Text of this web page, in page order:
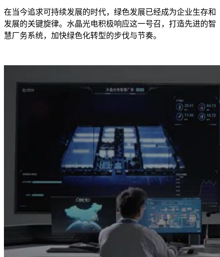
在当今追求可持续发展的时代，绿色发展已经成为企业生存和
发展的关键旋律。水晶光电积极响应这一号召，打造先进的智
慧厂务系统，加快绿色化转型的步伐与节奏。